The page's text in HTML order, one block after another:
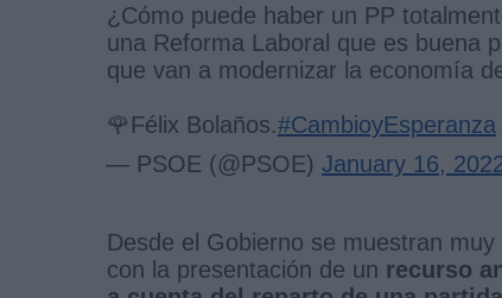
¿Cómo puede haber un PP
una Reforma Laboral que es
que van a modernizar la economía
🌹Félix Bolaños.#CambioyEsperanza
— PSOE (@PSOE) January 16,
Desde el Gobierno se muestran
con la presentación de un recurso